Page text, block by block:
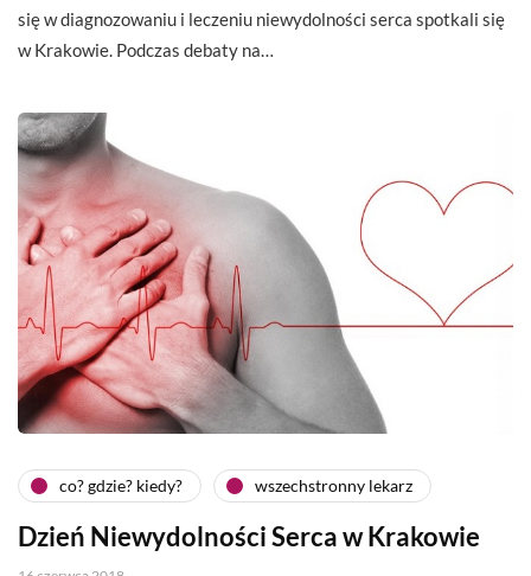
się w diagnozowaniu i leczeniu niewydolności serca spotkali się
w Krakowie. Podczas debaty na…
co? gdzie? kiedy? wszechstronny lekarz
Dzień Niewydolności Serca w Krakowie